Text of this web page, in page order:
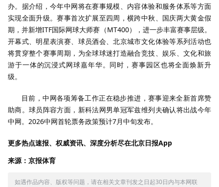
办。据介绍，今年中网将在赛事规模、内容体验和服务体系等方面
实现全面升级。赛事首次扩展至四周，横跨中秋、国庆两大黄金假
期，并新增ITF国际网球大师赛（MT400），进一步丰富赛事层级。
开幕式、明星表演赛、球员酒会、北京城市文化体验等系列活动也
将贯穿整个赛事周期，为全球球迷打造融合竞技、娱乐、文化和旅
游于一体的沉浸式网球嘉年华。同时，赛事园区也将全面焕新升
级。
目前，中网各项筹备工作正在稳步推进，赛事迎来全新首席赞
助商。球员阵容方面，新科法网男单冠军兹维列夫确认将出战今年
中网。2026中网首轮票务政策预计7月中旬发布。
更多热点速报、权威资讯、深度分析尽在北京日报App
来源：京报体育
如遇作品内容、版权等问题，请在相关文章刊发之日起30日内与本网联